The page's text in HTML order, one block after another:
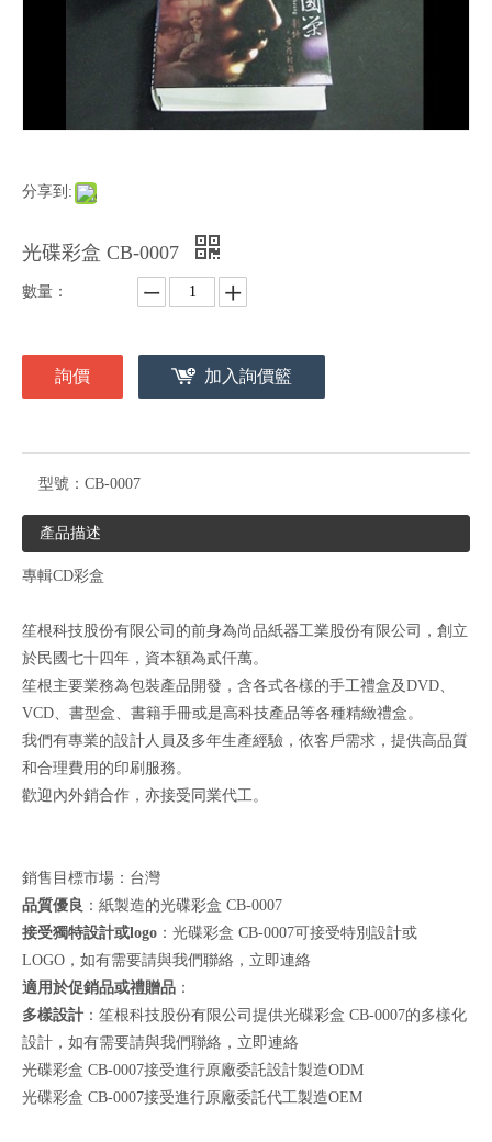
分享到:
光碟彩盒 CB-0007
數量：
詢價 加入詢價籃
型號： CB-0007
產品描述
專輯CD彩盒
笙根科技股份有限公司的前身為尚品紙器工業股份有限公司，創立
於民國七十四年，資本額為貳仟萬。
笙根主要業務為包裝產品開發，含各式各樣的手工禮盒及DVD、
VCD、書型盒、書籍手冊或是高科技產品等各種精緻禮盒。
我們有專業的設計人員及多年生產經驗，依客戶需求，提供高品質
和合理費用的印刷服務。
歡迎內外銷合作，亦接受同業代工。
銷售目標市場：台灣
品質優良 ：紙製造的光碟彩盒 CB-0007
接受獨特設計或logo ：光碟彩盒 CB-0007可接受特別設計或
LOGO，如有需要請與我們聯絡， 立即連絡
適用於促銷品或禮贈品 ：
多樣設計 ：笙根科技股份有限公司提供光碟彩盒 CB-0007的多樣化
設計，如有需要請與我們聯絡， 立即連絡
光碟彩盒 CB-0007接受進行原廠委託設計製造ODM
光碟彩盒 CB-0007接受進行原廠委託代工製造OEM